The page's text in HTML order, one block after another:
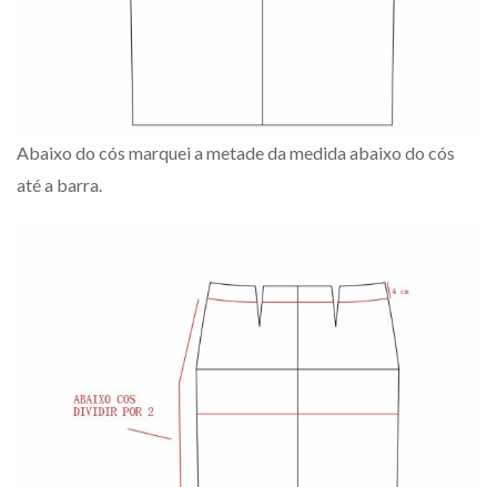
Abaixo do cós marquei a metade da medida abaixo do cós
até a barra.